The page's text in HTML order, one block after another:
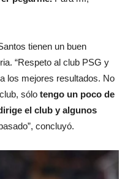
tienen un buen
“Respeto al club PSG y
los mejores resultados. No
sólo tengo un poco de
el club y algunos
concluyó.